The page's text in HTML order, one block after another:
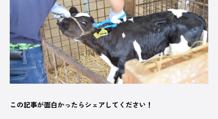
この記事が面白かったらシェアしてください！